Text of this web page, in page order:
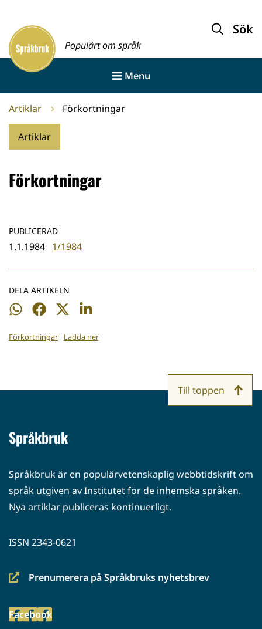
innehållet
Framsida
Populärt om språk
Sök
Menu
Artiklar Förkortningar
Artiklar
Förkortningar
PUBLICERAD
1.1.1984 1/1984
DELA ARTIKELN
Dela
WhatsApp
Dela
Facebook
Dela
Twitter
Dela
LinkedIn
Förkortningar Ladda ner
Språkbruk
Språkbruk är en populärvetenskaplig webbtidskrift om
språk utgiven av Institutet för de inhemska språken.
Nya artiklar publiceras kontinuerligt.
ISSN 2343-0621
Prenumerera på Språkbruks nyhetsbrev
(siirryt
palveluun)
Facebook
(siirryt
Till toppen